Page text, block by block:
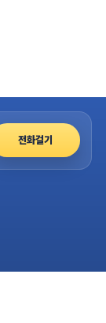
전화걸기